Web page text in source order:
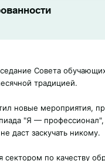
Совета
традицией.
новые мероприятия,
"Я —
даст заскучать никому.
по качеству